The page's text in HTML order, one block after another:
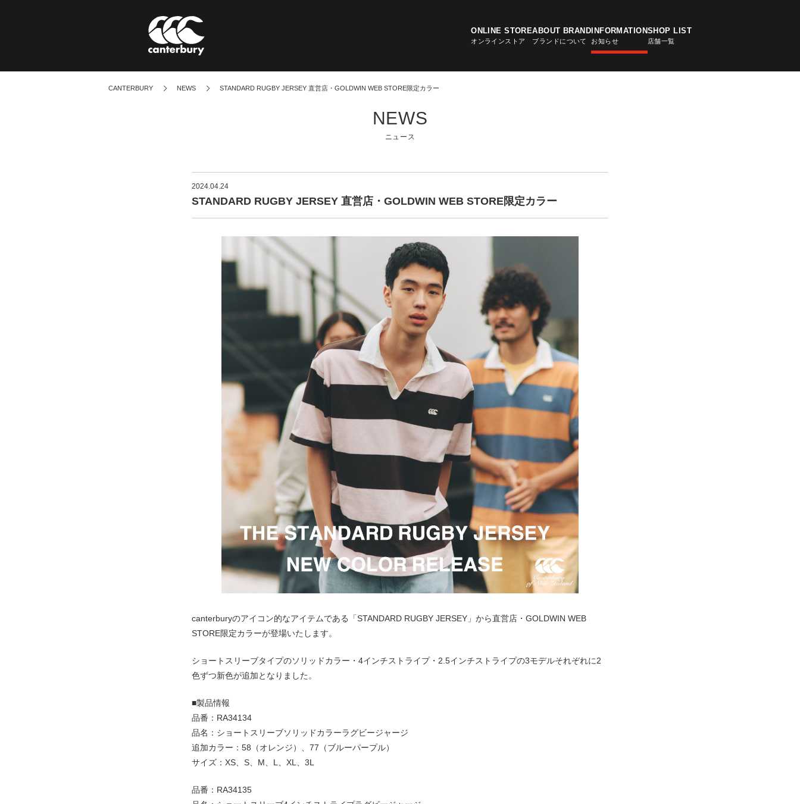
ONLINE STORE
オンラインストア
ABOUT BRAND
ブランドについて
RUGBY JERSEY
INFORMATION
お知らせ
SHOP LIST
店舗一覧
CANTERBURY NEWS STANDARD RUGBY JERSEY 直営店・GOLDWIN WEB STORE限定カラー
NEWS
ニュース
2024.04.24
STANDARD RUGBY JERSEY 直営店・GOLDWIN WEB STORE限定カラー
canterburyのアイコン的なアイテムである「STANDARD RUGBY JERSEY」から直営店・GOLDWIN WEB
STORE限定カラーが登場いたします。
ショートスリーブタイプのソリッドカラー・4インチストライプ・2.5インチストライプの3モデルそれぞれに2
色ずつ新色が追加となりました。
■製品情報
品番：RA34134
品名：ショートスリーブソリッドカラーラグビージャージ
追加カラー：58（オレンジ）、77（ブルーパープル）
サイズ：XS、S、M、L、XL、3L
品番：RA34135